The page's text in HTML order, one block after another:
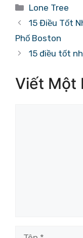
Danh
mục
Lone Tree
15 Điều Tốt
Phố Boston
15 điều tốt
Viết Một